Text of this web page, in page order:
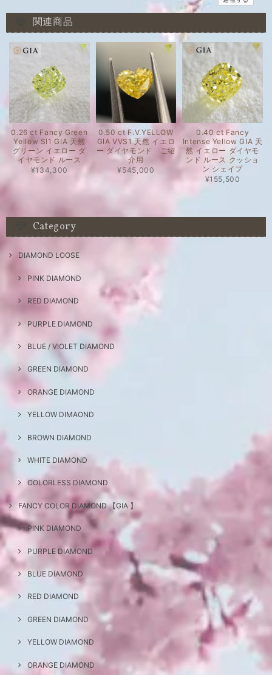
関連商品
0.26 ct Fancy Green
Yellow SI1 GIA 天然
グリーン イエロー ダ
イヤモンド ルース
¥134,300
0.50 ct F.V.YELLOW
GIA VVS1 天然 イエロ
ー ダイヤモンド ご紹
介用
¥545,000
0.40 ct Fancy
Intense Yellow GIA 天
然 イエロー ダイヤモ
ンド ルース クッショ
ン シェイプ
¥155,500
Category
DIAMOND LOOSE
PINK DIAMOND
RED DIAMOND
PURPLE DIAMOND
BLUE / VIOLET DIAMOND
GREEN DIAMOND
ORANGE DIAMOND
YELLOW DIMAOND
BROWN DIAMOND
WHITE DIAMOND
COLORLESS DIAMOND
FANCY COLOR DIAMOND 【GIA 】
PINK DIAMOND
PURPLE DIAMOND
BLUE DIAMOND
RED DIAMOND
GREEN DIAMOND
YELLOW DIAMOND
ORANGE DIAMOND